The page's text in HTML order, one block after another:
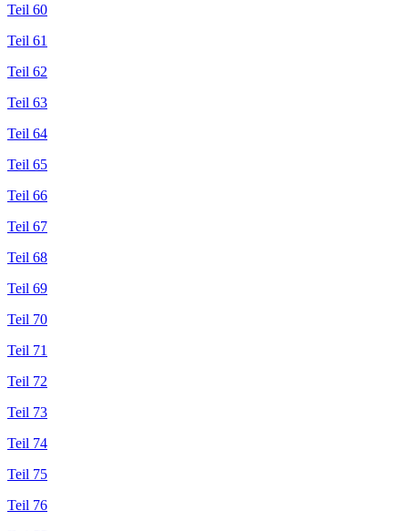
Teil 60
Teil 61
Teil 62
Teil 63
Teil 64
Teil 65
Teil 66
Teil 67
Teil 68
Teil 69
Teil 70
Teil 71
Teil 72
Teil 73
Teil 74
Teil 75
Teil 76